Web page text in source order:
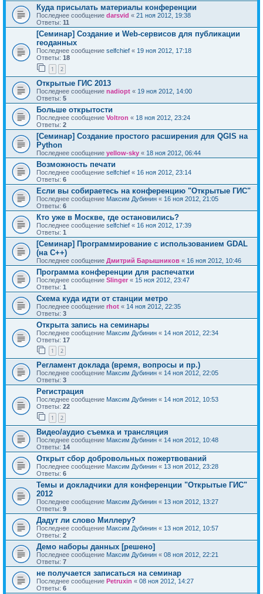
Куда присылать материалы конференции
Последнее сообщение darsvid « 21 ноя 2012, 19:38
Ответы: 11
[Семинар] Создание и Web-сервисов для публикации
геоданных
Последнее сообщение selfchief « 19 ноя 2012, 17:18
Ответы: 18
1 2
Открытые ГИС 2013
Последнее сообщение nadiopt « 19 ноя 2012, 14:00
Ответы: 5
Больше открытости
Последнее сообщение Voltron « 18 ноя 2012, 23:24
Ответы: 2
[Семинар] Создание простого расширения для QGIS на
Python
Последнее сообщение yellow-sky « 18 ноя 2012, 06:44
Возможность печати
Последнее сообщение selfchief « 16 ноя 2012, 23:14
Ответы: 6
Если вы собираетесь на конференцию "Открытые ГИС"
Последнее сообщение Максим Дубинин « 16 ноя 2012, 21:05
Ответы: 6
Кто уже в Москве, где остановились?
Последнее сообщение selfchief « 16 ноя 2012, 17:39
Ответы: 1
[Семинар] Программирование с использованием GDAL
(на C++)
Последнее сообщение Дмитрий Барышников « 16 ноя 2012, 10:46
Программа конференции для распечатки
Последнее сообщение Slinger « 15 ноя 2012, 23:47
Ответы: 1
Схема куда идти от станции метро
Последнее сообщение rhot « 14 ноя 2012, 22:35
Ответы: 3
Открыта запись на семинары
Последнее сообщение Максим Дубинин « 14 ноя 2012, 22:34
Ответы: 17
1 2
Регламент доклада (время, вопросы и пр.)
Последнее сообщение Максим Дубинин « 14 ноя 2012, 22:05
Ответы: 3
Регистрация
Последнее сообщение Максим Дубинин « 14 ноя 2012, 10:53
Ответы: 22
1 2
Видео/аудио съемка и трансляция
Последнее сообщение Максим Дубинин « 14 ноя 2012, 10:48
Ответы: 14
Открыт сбор добровольных пожертвований
Последнее сообщение Максим Дубинин « 13 ноя 2012, 23:28
Ответы: 6
Темы и докладчики для конференции "Открытые ГИС"
2012
Последнее сообщение Максим Дубинин « 13 ноя 2012, 13:27
Ответы: 9
Дадут ли слово Миллеру?
Последнее сообщение Максим Дубинин « 13 ноя 2012, 10:57
Ответы: 2
Демо наборы данных [решено]
Последнее сообщение Максим Дубинин « 08 ноя 2012, 22:21
Ответы: 7
не получается записаться на семинар
Последнее сообщение Petruxin « 08 ноя 2012, 14:27
Ответы: 6